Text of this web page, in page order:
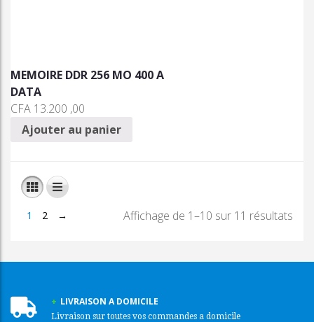
MEMOIRE DDR 256 MO 400 A
DATA
CFA 13.200 ,00
Ajouter au panier
1 2 → Affichage de 1–10 sur 11 résultats
LIVRAISON A DOMICILE
Livraison sur toutes vos commandes a domicile